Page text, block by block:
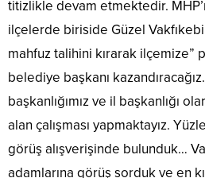
titizlikle devam etmektedir.
ilçelerde biriside Güzel
mahfuz talihini kırarak ilçemize”
belediye başkanı
başkanlığımız ve il başkanlığı
alan çalışması yapmaktayız.
görüş alışverişinde bulunduk…
adamlarına görüş sorduk ve en